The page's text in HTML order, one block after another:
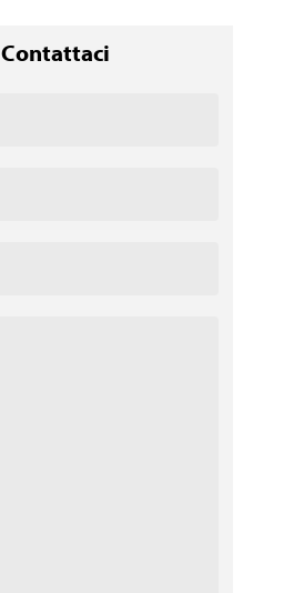
Contattaci